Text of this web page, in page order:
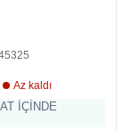
Az kaldı
İÇİNDE